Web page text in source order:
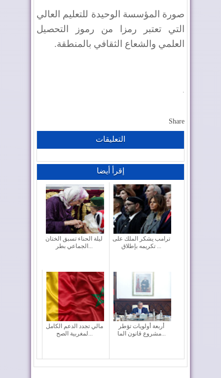
صورة المؤسسة الوحيدة للتعليم العالي
التي تعتبر رمزا من رموز التحصيل
العلمي والشعاع الثقافي بالمنطقة.
Share
التعليقات
إقرأ أيضا
ليلة الحناء تسبق الختان
الجماعي بطر...
ترامب يشكر الملك على
مالي تجدد الدعم الكامل
أربعة أولويات تؤطر
مشروع قانون الما...